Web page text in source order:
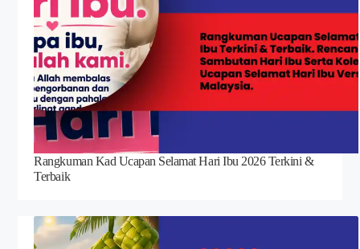
Rangkuman Kad Ucapan Selamat Hari Ibu 2026 Terkini &
Terbaik